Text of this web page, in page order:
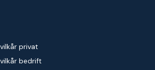
privat
bedrift